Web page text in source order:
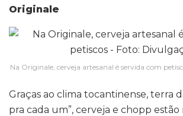
Originale
Na Originale, cerveja artesanal é servida com
Graças ao clima tocantinense, terra
pra cada um”, cerveja e chopp